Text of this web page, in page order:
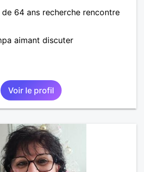
64 ans recherche rencontre
aimant discuter
Voir le profil